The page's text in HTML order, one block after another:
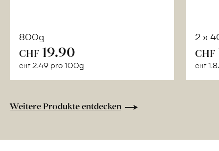
800g
CHF 19.90
CHF 2.49 pro 100g
2 x
CHF
CHF
Weitere Produkte entdecken